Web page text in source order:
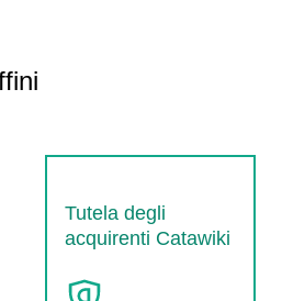
Tutela degli
acquirenti Catawiki